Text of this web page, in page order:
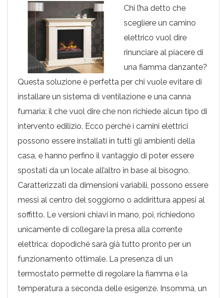
Chi l’ha detto che
scegliere un camino
elettrico vuol dire
rinunciare al piacere di
una fiamma danzante?
Questa soluzione è perfetta per chi vuole evitare di
installare un sistema di ventilazione e una canna
fumaria: il che vuol dire che non richiede alcun tipo di
intervento edilizio. Ecco perché i camini elettrici
possono essere installati in tutti gli ambienti della
casa, e hanno perfino il vantaggio di poter essere
spostati da un locale all’altro in base al bisogno.
Caratterizzati da dimensioni variabili, possono essere
messi al centro del soggiorno o addirittura appesi al
soffitto. Le versioni chiavi in mano, poi, richiedono
unicamente di collegare la presa alla corrente
elettrica: dopodiché sarà già tutto pronto per un
funzionamento ottimale. La presenza di un
termostato permette di regolare la fiamma e la
temperatura a seconda delle esigenze. Insomma, un